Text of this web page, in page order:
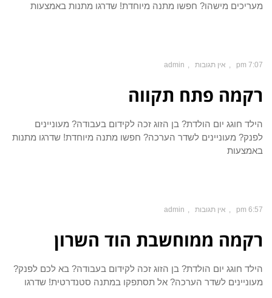
מעריכים מישהו? חפשו מתנה מיוחדת! שדרגו מתנות באמצעות
7:07 pm אין תגובות admin
רקמה פתח תקווה
הילד חוגג יום הולדת? בן הזוג זכה לקידום בעבודה? מעוניינים
לפנק? מעוניינים לשדר הערכה? חפשו מתנה מיוחדת! שדרגו מתנות
באמצעות
6:57 pm אין תגובות admin
רקמה ממוחשבת הוד השרון
הילד חוגג יום הולדת? בן הזוג זכה לקידום בעבודה? בא לכם לפנק?
מעוניינים לשדר הערכה? אל תסתפקו במתנה סטנדרטית! שדרגו